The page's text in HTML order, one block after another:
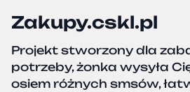
Zakupy.cskl.pl
Projekt stworzony dla
potrzeby, żonka wysyła
osiem różnych smsów,